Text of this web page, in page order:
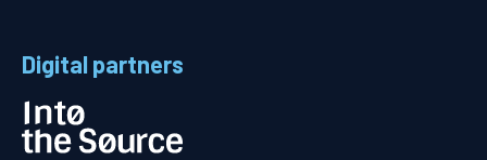
Digital partners